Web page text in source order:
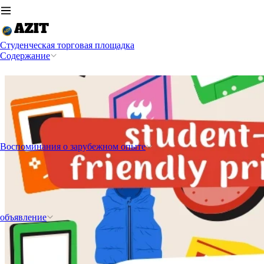
Студенческая торговая площадка
Содержание
Воспоминания о зарубежном опыте
объявление